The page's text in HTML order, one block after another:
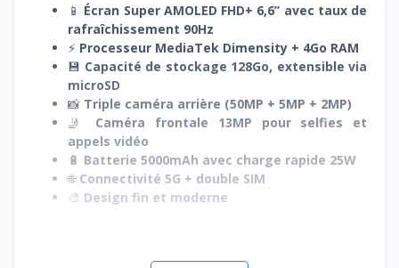
📱 Écran Super AMOLED FHD+ 6,6’’ avec taux de
rafraîchissement 90Hz
⚡ Processeur MediaTek Dimensity + 4Go RAM
💾 Capacité de stockage 128Go, extensible via
microSD
📸 Triple caméra arrière (50MP + 5MP + 2MP)
🤳 Caméra frontale 13MP pour selfies et
appels vidéo
🔋 Batterie 5000mAh avec charge rapide 25W
🌐 Connectivité 5G + double SIM
🎨 Design fin et moderne